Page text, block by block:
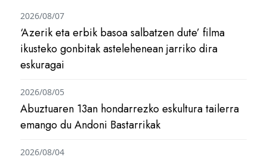
‘Azerik eta erbik basoa salbatzen dute’ filma
ikusteko gonbitak astelehenean jarriko dira
eskuragai
2026/08/07
Abuztuaren 13an hondarrezko eskultura tailerra
emango du Andoni Bastarrikak
2026/08/05
2026/08/04